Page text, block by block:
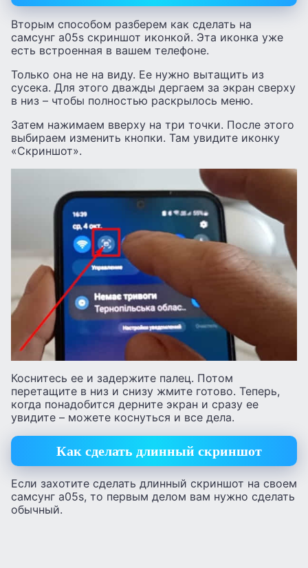
Вторым способом разберем как сделать на
самсунг а05s скриншот иконкой. Эта иконка уже
есть встроенная в вашем телефоне.
Только она не на виду. Ее нужно вытащить из
сусека. Для этого дважды дергаем за экран сверху
в низ – чтобы полностью раскрылось меню.
Затем нажимаем вверху на три точки. После этого
выбираем изменить кнопки. Там увидите иконку
«Скриншот».
Коснитесь ее и задержите палец. Потом
перетащите в низ и снизу жмите готово. Теперь,
когда понадобится дерните экран и сразу ее
увидите – можете коснуться и все дела.
Как сделать длинный скриншот
Если захотите сделать длинный скриншот на своем
самсунг а05s, то первым делом вам нужно сделать
обычный.